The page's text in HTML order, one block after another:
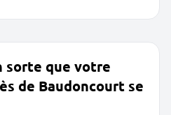
sorte que votre
de Baudoncourt se